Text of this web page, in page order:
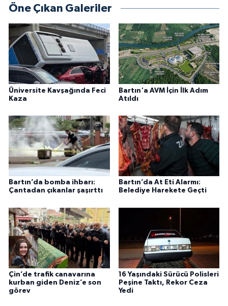
Öne Çıkan Galeriler
Üniversite Kavşağında Feci
Kaza
Bartın'a AVM İçin İlk Adım
Atıldı
Bartın’da bomba ihbarı:
Çantadan çıkanlar şaşırttı
Bartın’da At Eti Alarmı:
Belediye Harekete Geçti
Çin’de trafik canavarına
kurban giden Deniz’e son
görev
16 Yaşındaki Sürücü Polisleri
Peşine Taktı, Rekor Ceza
Yedi